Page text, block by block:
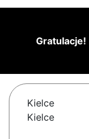
Gratulacje!
Kielce
Kielce